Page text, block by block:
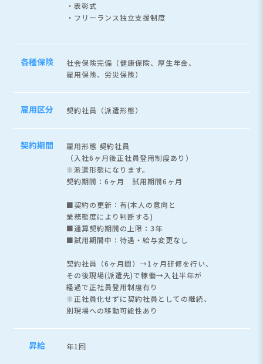
・表彰式
・フリーランス独立支援制度
各種保険
社会保険完備（健康保険、厚生年金、
雇用保険、労災保険）
雇用区分 契約社員（派遣形態）
契約期間
雇用形態 契約社員
（入社6ヶ月後正社員登用制度あり）
※派遣形態になります。
契約期間：6ヶ月 試用期間6ヶ月
■契約の更新：有(本人の意向と
業務態度により判断する)
■通算契約期間の上限：3年
■試用期間中：待遇・給与変更なし
契約社員（6ヶ月間）→1ヶ月研修を行い、
その後現場(派遣先)で稼働→入社半年が
経過で正社員登用制度有り
※正社員化せずに契約社員としての継続、
別現場への移動可能性あり
昇給 年1回